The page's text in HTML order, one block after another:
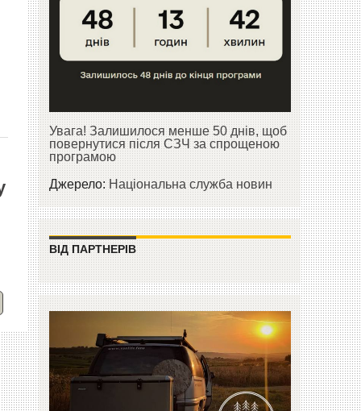
Увага! Залишилося менше 50 днів, щоб
повернутися після СЗЧ за спрощеною
програмою
Джерело:Національна служба новин
ВІД ПАРТНЕРІВ